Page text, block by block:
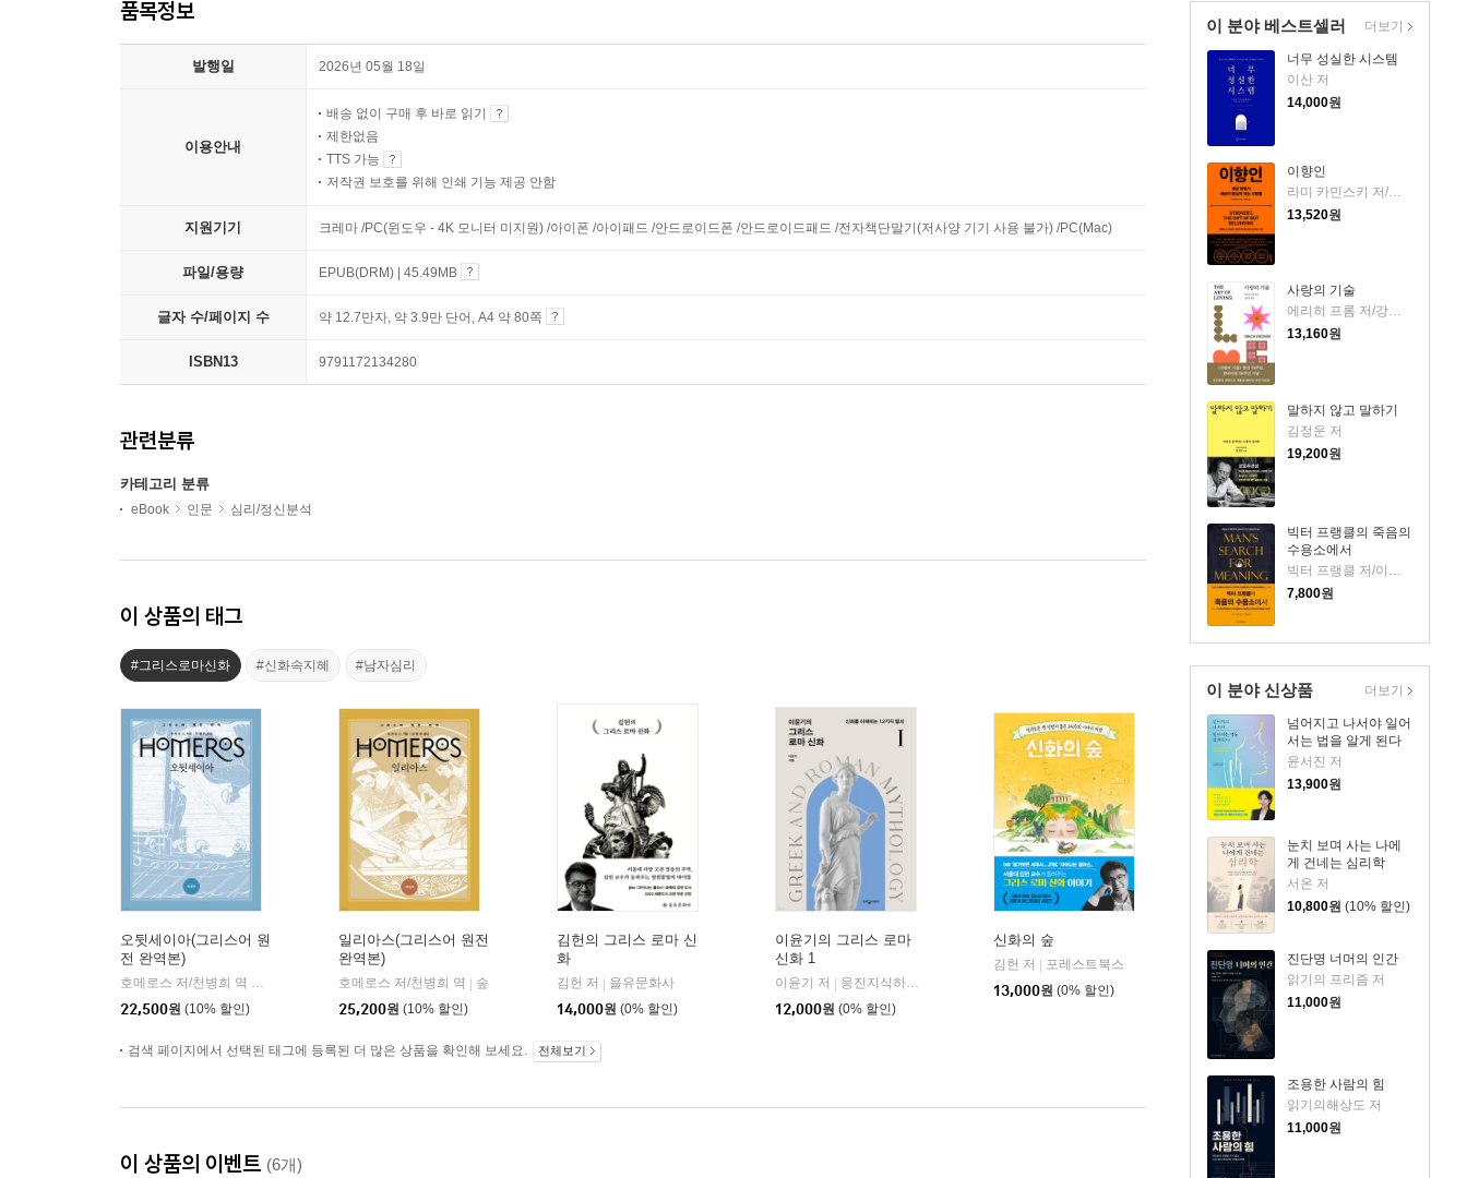
이 분야 베스트셀러
너무 성실한 시스템
이산 저
14,000원
이향인
라미 카민스키 저/최지숙 역
13,520원
사랑의 기술
13,160원
말하지 않고 말하기
김정운 저
19,200원
빅터 프랭클의 죽음의
수용소에서
빅터 프랭클 저/이시형 역
7,800원
더보기
이 분야 신상품
넘어지고 나서야 일어
서는 법을 알게 된다
윤서진 저
13,900원
눈치 보며 사는 나에
게 건네는 심리학
서온 저
10,800원 (10% 할인)
진단명 너머의 인간
읽기의 프리즘 저
11,000원
조용한 사람의 힘
읽기의해상도 저
11,000원
더보기
품목정보
발행일 2026년 05월 18일
이용안내
배송 없이 구매 후 바로 읽기
제한없음
TTS 가능
저작권 보호를 위해 인쇄 기능 제공 안함
지원기기 크레마 /PC(윈도우 - 4K 모니터 미지원) /아이폰 /아이패드 /안드로이드폰 /안드로이드패드 /전자책단말기(저사양 기기 사용 불가) /PC(Mac)
파일/용량 EPUB(DRM) | 45.49MB
글자 수/페이지 수 약 12.7만자, 약 3.9만 단어, A4 약 80쪽
ISBN13 9791172134280
관련분류
카테고리 분류
eBook 인문 심리/정신분석
이 상품의 태그
#그리스로마신화 #신화속지혜 #남자심리
오뒷세이아(그리스어 원
전 완역본)
22,500원 (10% 할인)
일리아스(그리스어 원전
완역본)
호메로스 저/천병희 역 | 숲
25,200원 (10% 할인)
김헌의 그리스 로마 신
화
김헌 저 | 을유문화사
14,000원 (0% 할인)
이윤기의 그리스 로마
신화 1
이윤기 저 | 웅진지식하우스
12,000원 (0% 할인)
신화의 숲
김헌 저 | 포레스트북스
13,000원 (0% 할인)
검색 페이지에서 선택된 태그에 등록된 더 많은 상품을 확인해 보세요. 전체보기
이 상품의 이벤트 (6개)